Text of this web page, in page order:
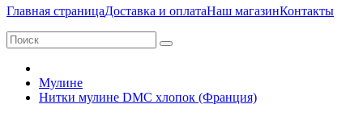
Главная страницаДоставка и оплатаНаш магазинКонтакты
Мулине
Нитки мулине DMC хлопок (Франция)